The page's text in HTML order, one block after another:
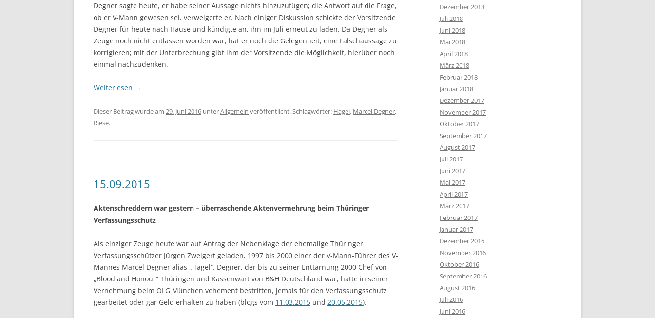
Degner sagte heute, er habe seiner Aussage nichts hinzuzufügen; die Antwort auf die Frage,
ob er V-Mann gewesen sei, verweigerte er. Nach einiger Diskussion schickte der Vorsitzende
Degner für heute nach Hause und kündigte an, ihn im Juli erneut zu laden. Da Degner als
Zeuge noch nicht entlassen worden war, hat er noch die Gelegenheit, eine Falschaussage zu
korrigieren; mit der Unterbrechung gibt ihm der Vorsitzende die Möglichkeit, hierüber noch
einmal nachzudenken.
Weiterlesen →
Dieser Beitrag wurde am 29. Juni 2016 unterAllgemein veröffentlicht. Schlagwörter: Hagel, Marcel Degner,
Riese.
15.09.2015
Aktenschreddern war gestern – überraschende Aktenvermehrung beim Thüringer
Verfassungsschutz
Als einziger Zeuge heute war auf Antrag der Nebenklage der ehemalige Thüringer
Verfassungsschützer Jürgen Zweigert geladen, 1997 bis 2000 einer der V-Mann-Führer des V-
Mannes Marcel Degner alias „Hagel“. Degner, der bis zu seiner Enttarnung 2000 Chef von
„Blood and Honour“ Thüringen und Kassenwart von B&H Deutschland war, hatte in seiner
Vernehmung beim OLG München vehement bestritten, jemals für den Verfassungsschutz
gearbeitet oder gar Geld erhalten zu haben (blogs vom 11.03.2015 und 20.05.2015).
Dezember 2018
Juli 2018
Juni 2018
Mai 2018
April 2018
März 2018
Februar 2018
Januar 2018
Dezember 2017
November 2017
Oktober 2017
September 2017
August 2017
Juli 2017
Juni 2017
Mai 2017
April 2017
März 2017
Februar 2017
Januar 2017
Dezember 2016
November 2016
Oktober 2016
September 2016
August 2016
Juli 2016
Juni 2016